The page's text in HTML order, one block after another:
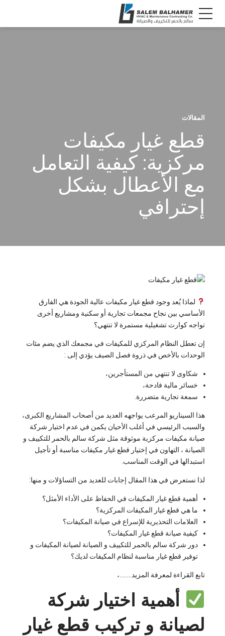
المقالات
قطع غيار مكيفات
مركزية: كيفية التعامل
مع الأعطال بشكل
إحترافي
لماذا يُعد وجود قطع غيار مكيفات عالية الجودة هي الفارق
الأساسي بين نجاح مجمعات تجارية أو سكنية ومشاريع أخرى
تواجه كوارث تشغيلية مستمرة لا تنتهي؟
إن تعطل النظام المركزي للمكيفات في مجمعك الذي يضم مئات
الوحدات بالأخص في ذروة فصل الصيف يؤدي إلى :
شكاوى لا تنتهي من المستأجرين،
خسائر مالية فادحة،
سمعة تجارية متضررة.
هذا السيناريو المرعب يواجهه العديد من أصحاب المشاريع الكبرى،
والسبب الرئيسي في أغلب الأحيان يكمن في عدم اختيار شركة
صيانة مكيفات مركزية موثوقة مثل شركة سالم بالحمر للتكييف و
الصيانة ، التهاون في إختيار قطع غيار مكيفات مناسبة أو تأجيل
استبدالها في الوقت المناسب.
لذا نستعرض في هذا المقال إجابات للعديد من التساؤلات و منها:
أهمية قطع غيار المكيفات في الحفاظ على الأداء الأمثل؟
ما هي قطع غيار المكيفات المركزية؟
العلامات التحذيرية للإسراع في صيانة المكيفات؟
كيفية صيانة قطع غيار المكيفات؟
دور شركة سالم بالحمر للتكييف و الصيانة لصيانة المكيفات و
توفير قطع غيار مناسبة لنظام المكيفات لديك؟
تابع القراءة لمعرفة المزيد……..،
أهمية اختيار شركة
لصيانة و تركيب قطع غيار